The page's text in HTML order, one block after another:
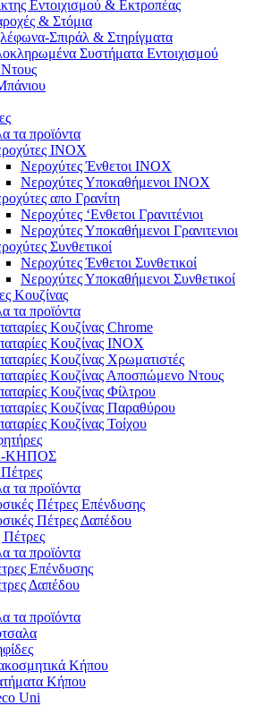
Εντοιχισμού & Εκτροπέας
& Στόμια
Σπιράλ & Στηρίγματα
Συστήματα Εντοιχισμού
τα προϊόντα
ΙΝΟΧ
Νεροχύτες Ένθετοι INOX
Νεροχύτες Υποκαθήμενοι INOX
απο Γρανίτη
Νεροχύτες ‘Ενθετοι Γρανιτένιοι
Νεροχύτες Υποκαθήμενοι Γρανιτενιοι
Συνθετικοί
Νεροχύτες Ένθετοι Συνθετικοί
Νεροχύτες Υποκαθήμενοι Συνθετικοί
Κουζίνας
τα προϊόντα
Κουζίνας Chrome
Κουζίνας INOX
Κουζίνας Χρωματιστές
Κουζίνας Αποσπώμενο Ντους
Κουζίνας Φίλτρου
Κουζίνας Παραθύρου
Κουζίνας Τοίχου
ΚΗΠΟΣ
τα προϊόντα
Πέτρες Επένδυσης
Πέτρες Δαπέδου
Πέτρες
τα προϊόντα
Επένδυσης
Δαπέδου
τα προϊόντα
Κήπου
Κήπου
Uni